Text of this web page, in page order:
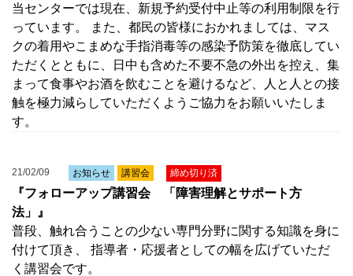
当センターでは現在、新規予約受付中止等の利用制限を行
っています。 また、都民の皆様におかれましては、マス
クの着用やこまめな手指消毒等の感染予防策を徹底してい
ただくとともに、日中も含めた不要不急の外出を控え、集
まって食事やお酒を飲むことを避けるなど、人と人との接
触を極力減らしていただくようご協力をお願いいたしま
す。
21/02/09 お知らせ 講習会 締め切り済
『フォローアップ講習会 「障害理解とサポート方
法」』
普段、触れ合うことの少ない専門分野に関する知識を身に
付けて頂き、 指導者・応援者としての幅を広げていただ
く講習会です。